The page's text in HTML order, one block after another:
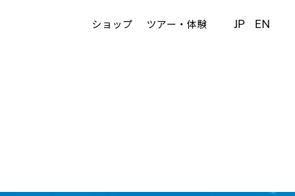
ショップ ツアー・体験 JP EN